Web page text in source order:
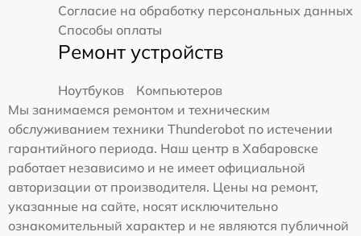
Согласие на обработку персональных данных
Способы оплаты
Ремонт устройств
Ноутбуков
Компьютеров
Мы занимаемся ремонтом и техническим
обслуживанием техники Thunderobot по истечении
гарантийного периода. Наш центр в Хабаровске
работает независимо и не имеет официальной
авторизации от производителя. Цены на ремонт,
указанные на сайте, носят исключительно
ознакомительный характер и не являются публичной